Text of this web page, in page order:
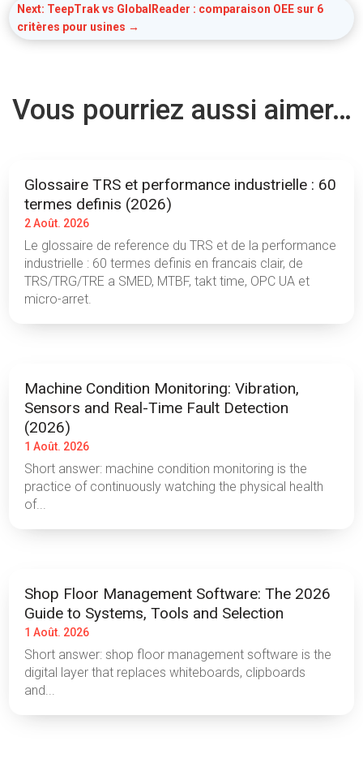
Next: TeepTrak vs GlobalReader : comparaison OEE sur 6
critères pour usines →
Vous pourriez aussi aimer…
Glossaire TRS et performance industrielle : 60
termes definis (2026)
2 Août. 2026
Le glossaire de reference du TRS et de la performance
industrielle : 60 termes definis en francais clair, de
TRS/TRG/TRE a SMED, MTBF, takt time, OPC UA et
micro-arret.
Machine Condition Monitoring: Vibration,
Sensors and Real-Time Fault Detection
(2026)
1 Août. 2026
Short answer: machine condition monitoring is the
practice of continuously watching the physical health
of...
Shop Floor Management Software: The 2026
Guide to Systems, Tools and Selection
1 Août. 2026
Short answer: shop floor management software is the
digital layer that replaces whiteboards, clipboards
and...